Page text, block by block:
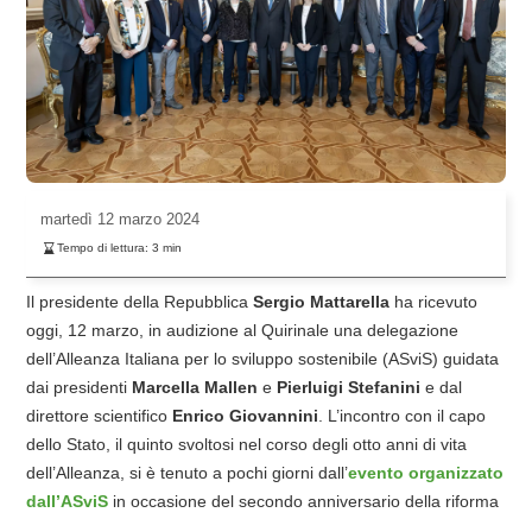
martedì 12 marzo 2024
Tempo di lettura:3 min
Il presidente della Repubblica Sergio Mattarella ha ricevuto
oggi, 12 marzo, in audizione al Quirinale una delegazione
dell’Alleanza Italiana per lo sviluppo sostenibile (ASviS) guidata
dai presidenti Marcella Mallen e Pierluigi Stefanini e dal
direttore scientifico Enrico Giovannini. L’incontro con il capo
dello Stato, il quinto svoltosi nel corso degli otto anni di vita
dell’Alleanza, si è tenuto a pochi giorni dall’evento organizzato
dall’ASviS in occasione del secondo anniversario della riforma